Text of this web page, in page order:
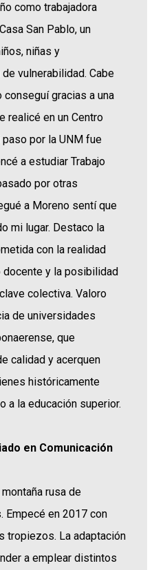
como trabajadora
San Pablo, un
niñas y
vulnerabilidad. Cabe
gracias a una
realicé en un Centro
por la UNM fue
a estudiar Trabajo
por otras
a Moreno sentí que
mi lugar. Destaco la
con la realidad
docente y la posibilidad
colectiva. Valoro
de universidades
que
calidad y acerquen
históricamente
a la educación superior.
en Comunicación
rusa de
Empecé en 2017 con
tropiezos. La adaptación
a emplear distintos